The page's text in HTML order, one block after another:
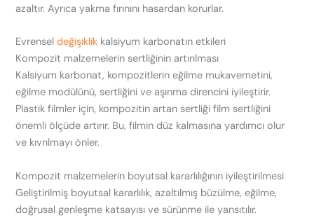
azaltır. Ayrıca yakma fırınını hasardan korurlar.
Evrenseldeğişiklik kalsiyum karbonatın etkileri
Kompozit malzemelerin sertliğinin artırılması
Kalsiyum karbonat, kompozitlerin eğilme mukavemetini,
eğilme modülünü, sertliğini ve aşınma direncini iyileştirir.
Plastik filmler için, kompozitin artan sertliği film sertliğini
önemli ölçüde artırır. Bu, filmin düz kalmasına yardımcı olur
ve kıvrılmayı önler.
Kompozit malzemelerin boyutsal kararlılığının iyileştirilmesi
Geliştirilmiş boyutsal kararlılık, azaltılmış büzülme, eğilme,
doğrusal genleşme katsayısı ve sürünme ile yansıtılır.